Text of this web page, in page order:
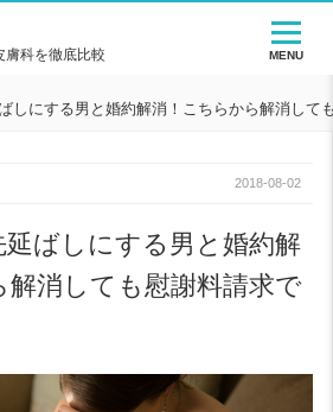
膚科を徹底比較
しにする男と婚約解消！こちらから解消して
2018-08-02
ばしにする男と婚約解
消しても慰謝料請求で
MENU